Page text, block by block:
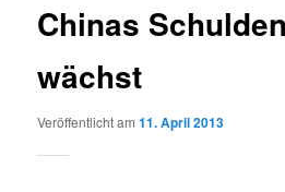
Chinas
wächst
Veröffentlicht am11. April 2013